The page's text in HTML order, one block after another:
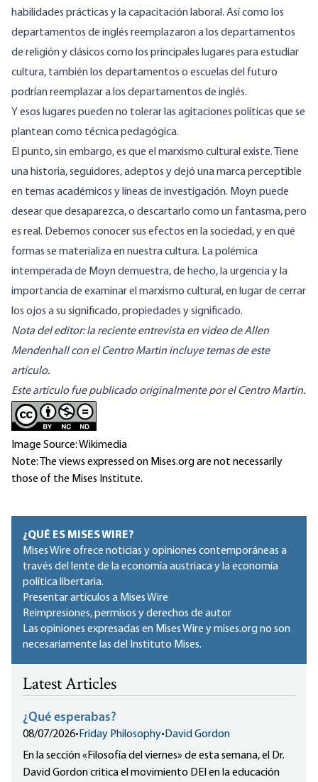
habilidades prácticas y la capacitación laboral. Así como los
departamentos de inglés reemplazaron a los departamentos
de religión y clásicos como los principales lugares para estudiar
cultura, también los departamentos o escuelas del futuro
podrían reemplazar a los departamentos de inglés.
Y esos lugares pueden no tolerar las agitaciones políticas que se
plantean como técnica pedagógica.
El punto, sin embargo, es que el marxismo cultural existe. Tiene
una historia, seguidores, adeptos y dejó una marca perceptible
en temas académicos y líneas de investigación. Moyn puede
desear que desaparezca, o descartarlo como un fantasma, pero
es real. Debemos conocer sus efectos en la sociedad, y en qué
formas se materializa en nuestra cultura. La polémica
intemperada de Moyn demuestra, de hecho, la urgencia y la
importancia de examinar el marxismo cultural, en lugar de cerrar
los ojos a su significado, propiedades y significado.
Nota del editor:la reciente entrevista en video de Allen
Mendenhallcon el Centro Martin incluye temas de este
artículo.
Este artículo fue publicadooriginalmente por el Centro Martin.
Image Source: Wikimedia
Note: The views expressed on Mises.org are not necessarily
those of the Mises Institute.
¿QUÉ ES MISES WIRE?
Mises Wire ofrece noticias y opiniones contemporáneas a
través del lente de la economía austriaca y la economía
política libertaria.
Presentar artículos a Mises Wire
Reimpresiones, permisos y derechos de autor
Las opiniones expresadas en Mises Wire y mises.org no son
necesariamente las del Instituto Mises.
Latest Articles
¿Qué esperabas?
08/07/2026• Friday Philosophy• David Gordon
En la sección «Filosofía del viernes» de esta semana, el Dr.
David Gordon critica el movimiento DEI en la educación